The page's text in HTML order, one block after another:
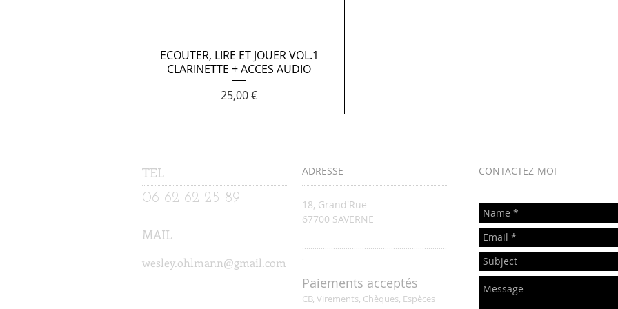
Aperçu rapide
ECOUTER, LIRE ET JOUER VOL.1
CLARINETTE + ACCES AUDIO
Prix
25,00 €
TEL
06-62-62-25-89
MAIL
wesley.ohlmann@gmail.com
ADRESSE
18, Grand'Rue
​67700 SAVERNE
Paiements acceptés
CB, Virements, Chèques, Espèces
CONTACTEZ-MOI